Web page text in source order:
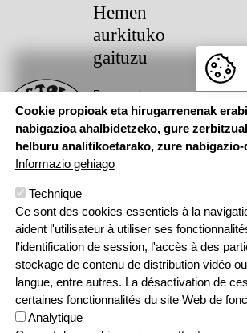
Hemen
aurkituko
gaituzu
Pouponniere
Bidea, 64250
KANBO
T: 05 59 52 49
24 | F: 05 59
Sarean
Menu Pied de page
ContactPolitique de confidentialité
Politique relative aux cookies
Cookie propioak eta hirugarrenenak
nabigazioa ahalbidetzeko, gure
helburu analitikoetarako, zure
Informazio gehiago
Technique
Ce sont des cookies essentiels à la
aident l'utilisateur à utiliser ses
l'identification de session, l'accès à des
stockage de contenu de distribution vidéo
langue, entre autres. La désactivation de
certaines fonctionnalités du site Web de
Analytique